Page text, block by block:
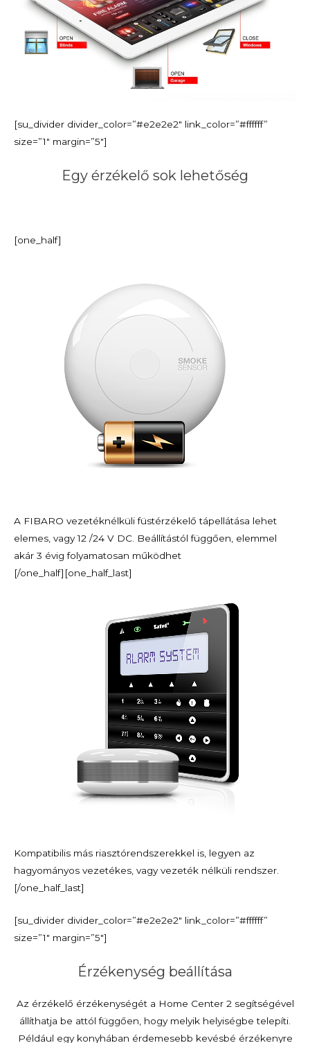
[su_divider divider_color=”#e2e2e2″ link_color=”#ffffff”
size=”1″ margin=”5″]
Egy érzékelő sok lehetőség
[one_half]
A FIBARO vezetéknélküli füstérzékelő tápellátása lehet
elemes, vagy 12 /24 V DC. Beállítástól függően, elemmel
akár 3 évig folyamatosan működhet
[/one_half][one_half_last]
Kompatibilis más riasztórendszerekkel is, legyen az
hagyományos vezetékes, vagy vezeték nélküli rendszer.
[/one_half_last]
[su_divider divider_color=”#e2e2e2″ link_color=”#ffffff”
size=”1″ margin=”5″]
Érzékenység beállítása
Az érzékelő érzékenységét a Home Center 2 segítségével
állíthatja be attól függően, hogy melyik helyiségbe telepíti.
Például egy konyhában érdemesebb kevésbé érzékenyre